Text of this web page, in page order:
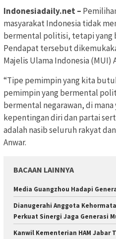
Indonesiadaily.net –
masyarakat Indonesia tidak
bermental politisi, tetapi yang
Pendapat tersebut
Majelis Ulama Indonesia (MUI)
“Tipe pemimpin yang kita
pemimpin yang bermental
bermental negarawan, di
kepentingan diri dan partai
adalah nasib seluruh rakyat
Anwar.
BACAAN LAINNYA
Media Guangzhou Hadapi
Dianugerahi Anggota
Perkuat Sinergi Jaga Generasi
Kanwil Kementerian HAM